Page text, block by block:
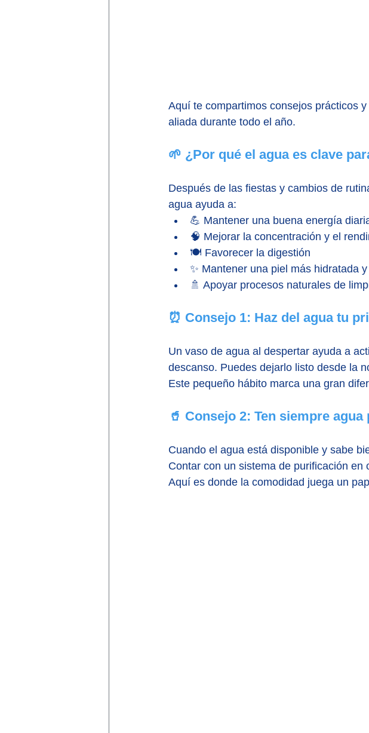
Aquí te compartimos consejos prácticos
aliada durante todo el año.
🌱 ¿Por qué el agua es clave
Después de las fiestas y cambios de
agua ayuda a:
💪 Mantener una buena energía
🧠 Mejorar la concentración y el
🍽️ Favorecer la digestión
✨ Mantener una piel más hidratada
🚿 Apoyar procesos naturales de
⏰ Consejo 1: Haz del agua tu
Un vaso de agua al despertar ayuda a
descanso. Puedes dejarlo listo desde la
Este pequeño hábito marca una gran
🥤 Consejo 2: Ten siempre
Cuando el agua está disponible y sabe
Contar con un sistema de purificación en
Aquí es donde la comodidad juega un